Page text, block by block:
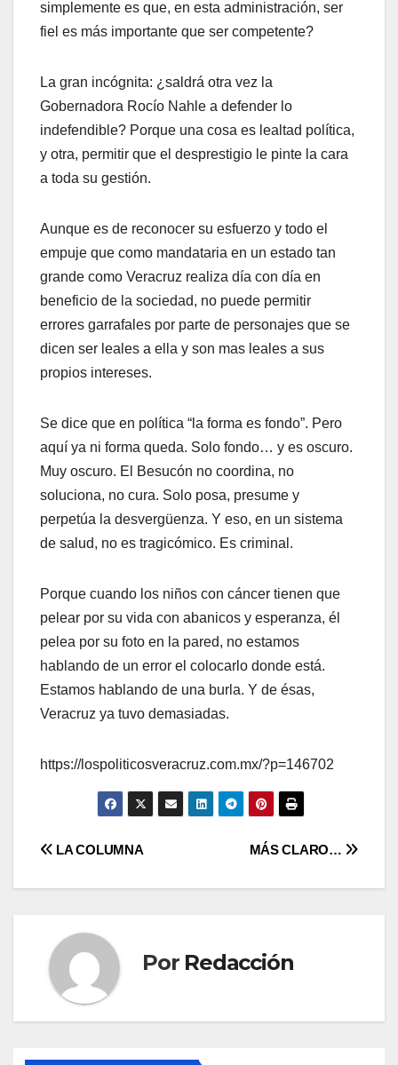
simplemente es que, en esta administración, ser
fiel es más importante que ser competente?
La gran incógnita: ¿saldrá otra vez la
Gobernadora Rocío Nahle a defender lo
indefendible? Porque una cosa es lealtad política,
y otra, permitir que el desprestigio le pinte la cara
a toda su gestión.
Aunque es de reconocer su esfuerzo y todo el
empuje que como mandataria en un estado tan
grande como Veracruz realiza día con día en
beneficio de la sociedad, no puede permitir
errores garrafales por parte de personajes que se
dicen ser leales a ella y son mas leales a sus
propios intereses.
Se dice que en política “la forma es fondo”. Pero
aquí ya ni forma queda. Solo fondo… y es oscuro.
Muy oscuro. El Besucón no coordina, no
soluciona, no cura. Solo posa, presume y
perpetúa la desvergüenza. Y eso, en un sistema
de salud, no es tragicómico. Es criminal.
Porque cuando los niños con cáncer tienen que
pelear por su vida con abanicos y esperanza, él
pelea por su foto en la pared, no estamos
hablando de un error el colocarlo donde está.
Estamos hablando de una burla. Y de ésas,
Veracruz ya tuvo demasiadas.
https://lospoliticosveracruz.com.mx/?p=146702
Navegación
de
entradas
MÁS CLARO…
LA COLUMNA
Por Redacción